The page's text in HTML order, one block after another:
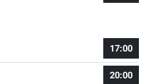
17:00
20:00